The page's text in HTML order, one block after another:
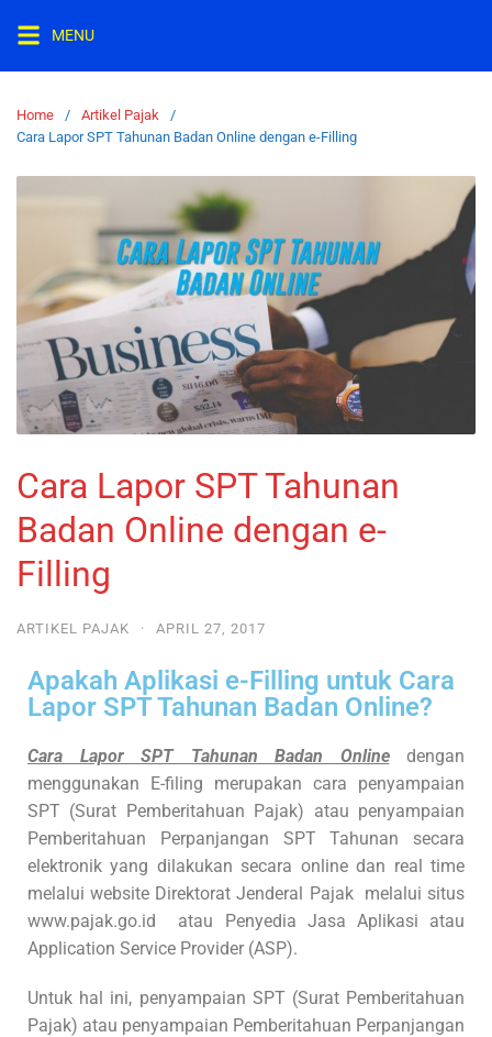
MENU
Home
Artikel Pajak
Cara Lapor SPT Tahunan Badan Online dengan e-Filling
Cara Lapor SPT Tahunan
Badan Online dengan e-
Filling
ARTIKEL PAJAK · APRIL 27, 2017
Apakah Aplikasi e-Filling untuk Cara
Lapor SPT Tahunan Badan Online?
Cara Lapor SPT Tahunan Badan Onlinedengan
menggunakan E-filing merupakan cara penyampaian
SPT (Surat Pemberitahuan Pajak) atau penyampaian
Pemberitahuan Perpanjangan SPT Tahunan secara
elektronik yang dilakukan secara online dan real time
melalui website Direktorat Jenderal Pajak melalui situs
www.pajak.go.id atau Penyedia Jasa Aplikasi atau
Application Service Provider (ASP).
Untuk hal ini, penyampaian SPT (Surat Pemberitahuan
Pajak) atau penyampaian Pemberitahuan Perpanjangan